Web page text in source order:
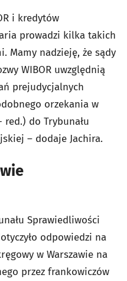
i kredytów
prowadzi kilka takich
Mamy nadzieję, że sądy
WIBOR uwzględnią
prejudycjalnych
orzekania w
red.) do Trybunału
– dodaje Jachira.
Sprawiedliwości
odpowiedzi na
w Warszawie na
przez frankowiczów